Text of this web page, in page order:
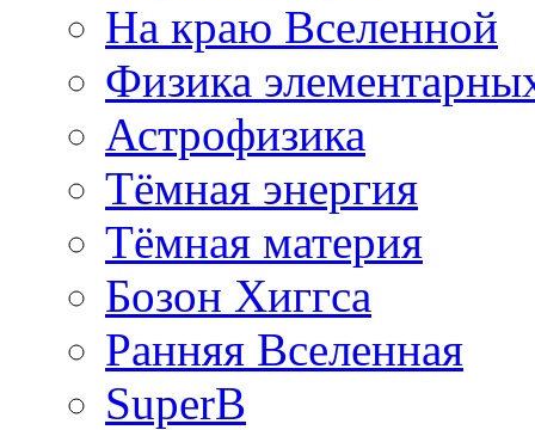
На краю Вселенной
Физика
Астрофизика
Тёмная энергия
Тёмная материя
Бозон Хиггса
Ранняя Вселенная
SuperB